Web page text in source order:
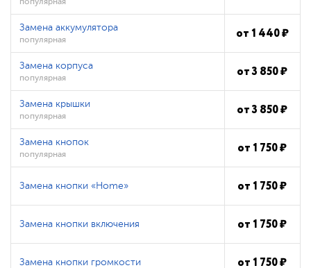
популярная
Замена аккумулятора
популярная от1 440₽
Замена корпуса
популярная от3 850₽
Замена крышки
популярная от3 850₽
Замена кнопок
популярная от1 750₽
Замена кнопки «Home» от1 750₽
Замена кнопки включения от1 750₽
Замена кнопки громкости от1 750₽